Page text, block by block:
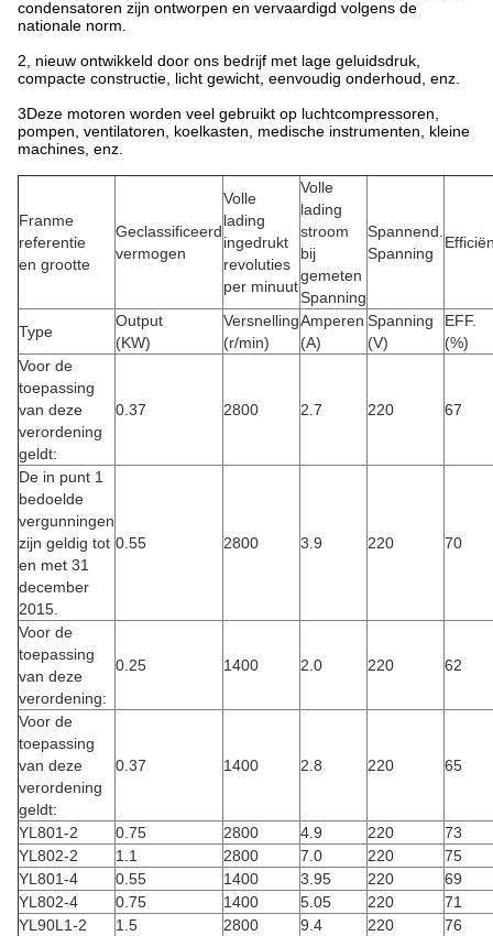
condensatoren zijn ontworpen en vervaardigd volgens de
nationale norm.
2, nieuw ontwikkeld door ons bedrijf met lage geluidsdruk,
compacte constructie, licht gewicht, eenvoudig onderhoud, enz.
3Deze motoren worden veel gebruikt op luchtcompressoren,
pompen, ventilatoren, koelkasten, medische instrumenten, kleine
machines, enz.
Franme
referentie
en grootte
Geclassificeerd
vermogen
Volle
lading
ingedrukt
revoluties
per minuut
Volle
lading
stroom
bij
gemeten
Spanning
Spannend.
Spanning
Type
Output
(KW)
Versnelling
(r/min)
Amperen
(A)
Spanning
(V)
EFF.
(%)
Voor de
toepassing
van deze
verordening
geldt:
0.37 2800 2.7 220 67
De in punt 1
bedoelde
vergunningen
zijn geldig tot
en met 31
december
2015.
0.55 2800 3.9 220 70
Voor de
toepassing
van deze
verordening:
0.25 1400 2.0 220 62
Voor de
toepassing
van deze
verordening
geldt:
0.37 1400 2.8 220 65
YL801-2 0.75 2800 4.9 220
73
YL802-2
1.1 2800 7.0 220
75
YL801-4
0.55 1400 3.95 220
69
YL802-4
0.75 1400 5.05 220
71
YL90L1-2
1.5 2800 9.4 220 76